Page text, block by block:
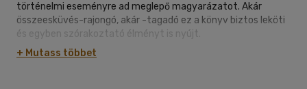
történelmi eseményre ad meglepő magyarázatot. Akár
összeesküvés-rajongó, akár -tagadó ez a könyv biztos leköti
és egyben szórakoztató élményt is nyújt.
A könyv számos vitatott témára és történelmi eseményre
+ Mutass többet